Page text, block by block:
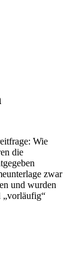
Wie
die
zwar
und wurden
„vorläufig“